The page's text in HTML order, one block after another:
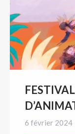
6 février 2024